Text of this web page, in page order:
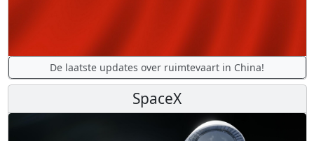
De laatste updates over ruimtevaart in China!
SpaceX